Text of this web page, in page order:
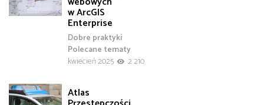
w ArcGIS
Enterprise
Dobre praktyki
Polecane tematy
kwiecień 2025
2 210
Atlas